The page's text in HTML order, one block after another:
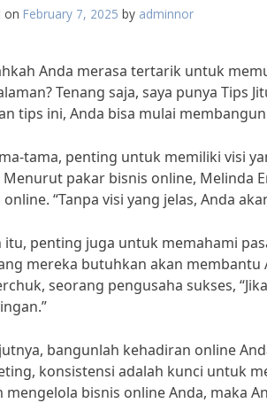
on February 7, 2025 by adminnor
Anda merasa tertarik untuk
Tenang saja, saya punya Tips
tips ini, Anda bisa mulai
tama, penting untuk memiliki visi
Menurut pakar bisnis online, Melinda
online. “Tanpa visi yang jelas, Anda
itu, penting juga untuk memahami
mereka butuhkan akan
seorang pengusaha sukses,
bangunlah kehadiran online
konsistensi adalah kunci untuk
mengelola bisnis online Anda, maka